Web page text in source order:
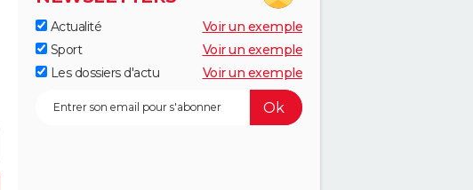
Actualité
Voir un exemple
Sport
Voir un exemple
Les dossiers d'actu
Voir un exemple